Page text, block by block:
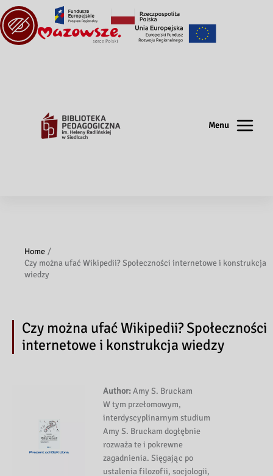
Menu
Home
Czy można ufać Wikipedii? Społeczności internetowe i konstrukcja
wiedzy
Czy można ufać Wikipedii? Społeczności
internetowe i konstrukcja wiedzy
Author:Amy S. Bruckam
W tym przełomowym,
interdyscyplinarnym studium
Amy S. Bruckam dogłębnie
rozważa te i pokrewne
zagadnienia. Sięgając po
ustalenia filozofii, socjologii,